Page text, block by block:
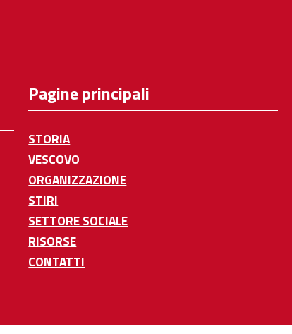
Pagine principali
STORIA
VESCOVO
ORGANIZZAZIONE
STIRI
SETTORE SOCIALE
RISORSE
CONTATTI